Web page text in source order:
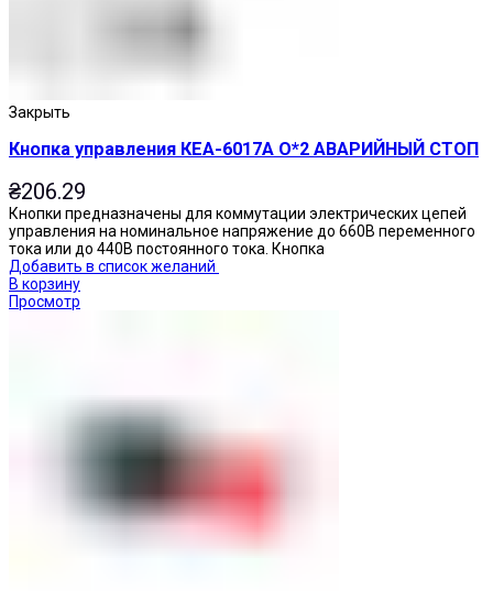
Закрыть
Кнопка управления КЕА-6017А О*2 АВАРИЙНЫЙ СТОП
₴206.29
Кнопки предназначены для коммутации электрических цепей
управления на номинальное напряжение до 660В переменного
тока или до 440В постоянного тока. Кнопка
Добавить в список желаний
В корзину
Просмотр